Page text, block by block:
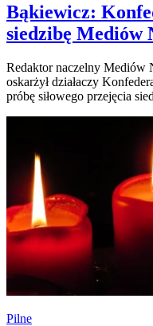
Bąkiewicz:
siedzibę Mediów
Redaktor naczelny Mediów
oskarżył działaczy
próbę siłowego przejęcia
Pilne